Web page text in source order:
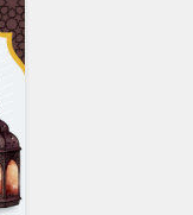
Pemkab
Tangani